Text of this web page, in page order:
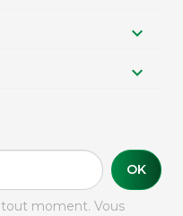
OK
tout moment. Vous